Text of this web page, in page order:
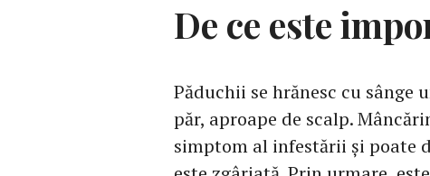
De ce este
Păduchii se hrănesc cu
păr, aproape de scalp.
simptom al infestării și poate